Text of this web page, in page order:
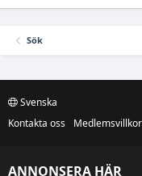
Sök
Svenska
Kontakta oss
Medlemsvillkor
ANNONSERA HÄR